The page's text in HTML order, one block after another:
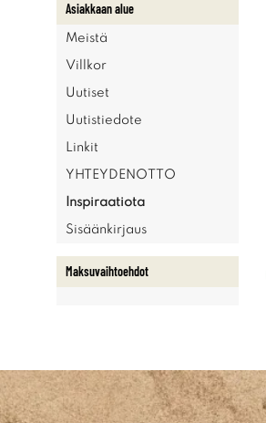
Asiakkaan alue
Meistä
Villkor
Uutiset
Uutistiedote
Linkit
YHTEYDENOTTO
Inspiraatiota
Sisäänkirjaus
Maksuvaihtoehdot